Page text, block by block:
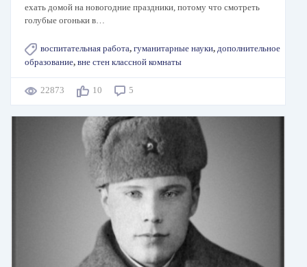
ехать домой на новогодние праздники, потому что смотреть
голубые огоньки в…
воспитательная работа, гуманитарные науки, дополнительное
образование, вне стен классной комнаты
22873 10 5